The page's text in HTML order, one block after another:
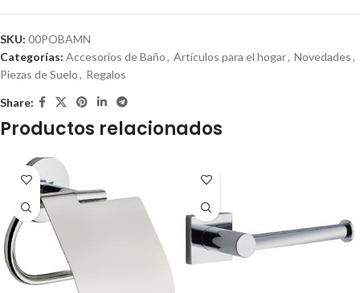
SKU: 00POBAMN
Categorías: Accesorios de Baño, Artículos para el hogar, Novedades,
Piezas de Suelo, Regalos
Share:
Productos relacionados